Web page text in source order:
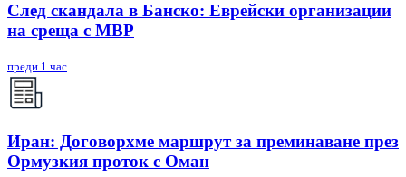
След скандала в Банско: Eврейски организации
на среща с МВР
преди 1 час
Иран: Договорхме маршрут за преминаване през
Ормузкия проток с Оман